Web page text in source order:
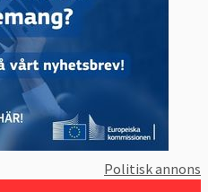
Politisk annons